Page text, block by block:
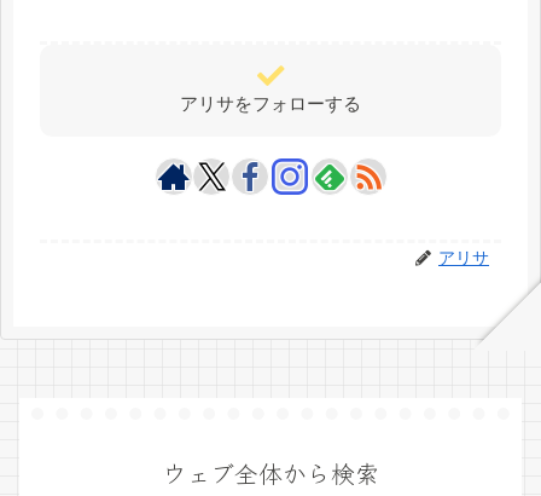
アリサをフォローする
アリサ
ウェブ全体から検索